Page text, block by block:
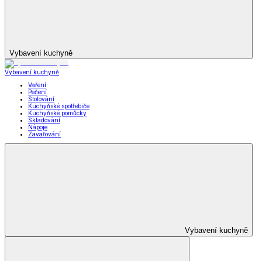
Vybavení kuchyně
Vybavení kuchyně
Vaření
Pečení
Stolování
Kuchyňské spotřebiče
Kuchyňské pomůcky
Skladování
Nápoje
Zavařování
Vybavení kuchyně